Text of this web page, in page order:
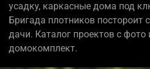
усадку, каркасные дома под
Бригада плотников
дачи. Каталог проектов с фото
домокомплект.